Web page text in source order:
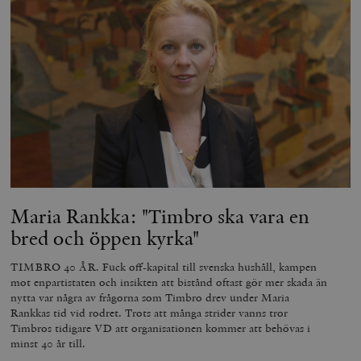
Maria Rankka: "Timbro ska vara en
bred och öppen kyrka"
TIMBRO 40 ÅR. Fuck off-kapital till svenska hushåll, kampen
mot enpartistaten och insikten att bistånd oftast gör mer skada än
nytta var några av frågorna som Timbro drev under Maria
Rankkas tid vid rodret. Trots att många strider vanns tror
Timbros tidigare VD att organisationen kommer att behövas i
minst 40 år till.
och kontohantering. Webbplatsen kan inte användas
ordentligt utan strikt nödvändiga cookies.
Namn
Leverantör
/ Domän
woocommerce_cart_hash
Automattic
timbro.se
Hotjar Ltd
.timbro.se
woocommerce_items_in_cart
Inc.